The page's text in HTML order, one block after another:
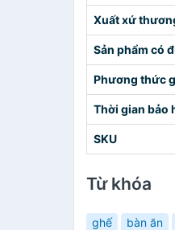
Xuất xứ
Sản phẩm có
Phương thức
Thời gian bảo
SKU
Từ khóa
ghế bàn ăn